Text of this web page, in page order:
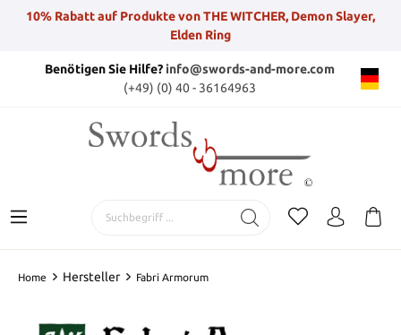
10% Rabatt auf Produkte von THE WITCHER, Demon Slayer,
Elden Ring
Benötigen Sie Hilfe?info@swords-and-more.com
(+49) (0) 40 - 36164963
Home Hersteller Fabri Armorum